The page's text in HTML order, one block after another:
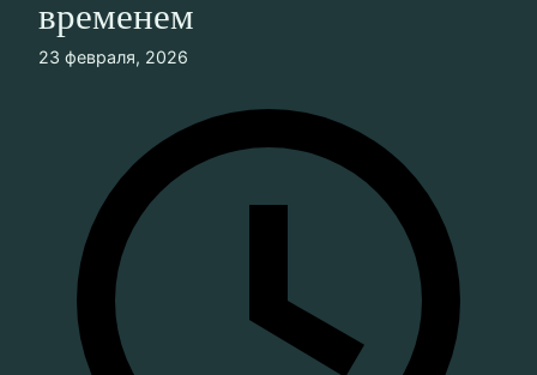
временем
23 февраля, 2026